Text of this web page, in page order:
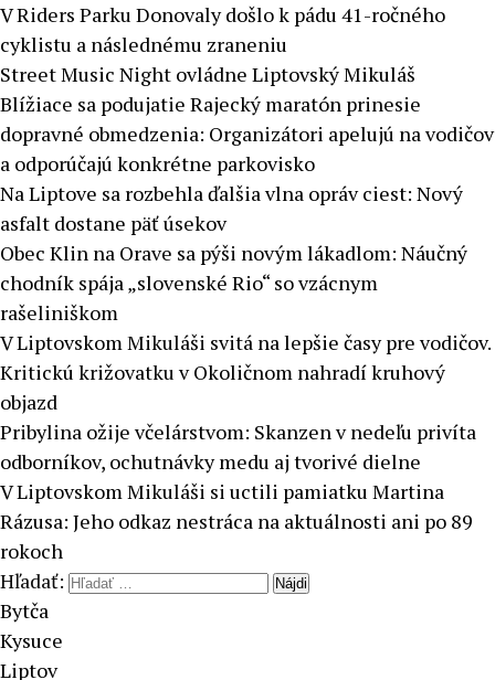
V Riders Parku Donovaly došlo k pádu 41-ročného
cyklistu a následnému zraneniu
Street Music Night ovládne Liptovský Mikuláš
Blížiace sa podujatie Rajecký maratón prinesie
dopravné obmedzenia: Organizátori apelujú na vodičov
a odporúčajú konkrétne parkovisko
Na Liptove sa rozbehla ďalšia vlna opráv ciest: Nový
asfalt dostane päť úsekov
Obec Klin na Orave sa pýši novým lákadlom: Náučný
chodník spája „slovenské Rio“ so vzácnym
rašeliniškom
V Liptovskom Mikuláši svitá na lepšie časy pre vodičov.
Kritickú križovatku v Okoličnom nahradí kruhový
objazd
Pribylina ožije včelárstvom: Skanzen v nedeľu privíta
odborníkov, ochutnávky medu aj tvorivé dielne
V Liptovskom Mikuláši si uctili pamiatku Martina
Rázusa: Jeho odkaz nestráca na aktuálnosti ani po 89
rokoch
Hľadať:
Bytča
Kysuce
Liptov